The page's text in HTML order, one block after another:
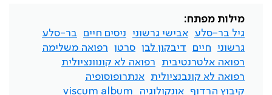
מילות מפתח:
גיל בר-סלע
אבישי גרשוני ניסים חיים
בר-סלע
גרשוני
חיים דיבקון לבן סרטן
רפואה משלימה
רפואה אלטרנטיבית
רפואה לא קונוונציולית
רפואה לא קונבנציולית
אנתרופוסופיה
קיבוץ הרדוף
אונקולוגיה
viscum album